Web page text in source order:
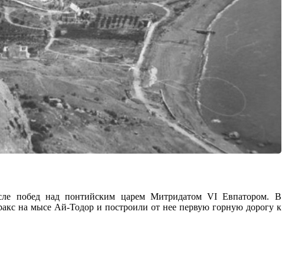
побед над понтийским царем Митридатом VI Евпатором. В
на мысе Ай-Тодор и построили от нее первую горную дорогу к